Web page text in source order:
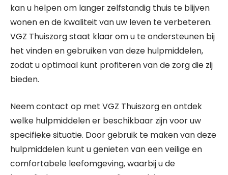
kan u helpen om langer zelfstandig thuis te blijven
wonen en de kwaliteit van uw leven te verbeteren.
VGZ Thuiszorg staat klaar om u te ondersteunen bij
het vinden en gebruiken van deze hulpmiddelen,
zodat u optimaal kunt profiteren van de zorg die zij
bieden.
Neem contact op met VGZ Thuiszorg en ontdek
welke hulpmiddelen er beschikbaar zijn voor uw
specifieke situatie. Door gebruik te maken van deze
hulpmiddelen kunt u genieten van een veilige en
comfortabele leefomgeving, waarbij u de